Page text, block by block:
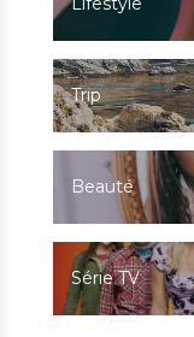
Trip
Beauté
Série TV